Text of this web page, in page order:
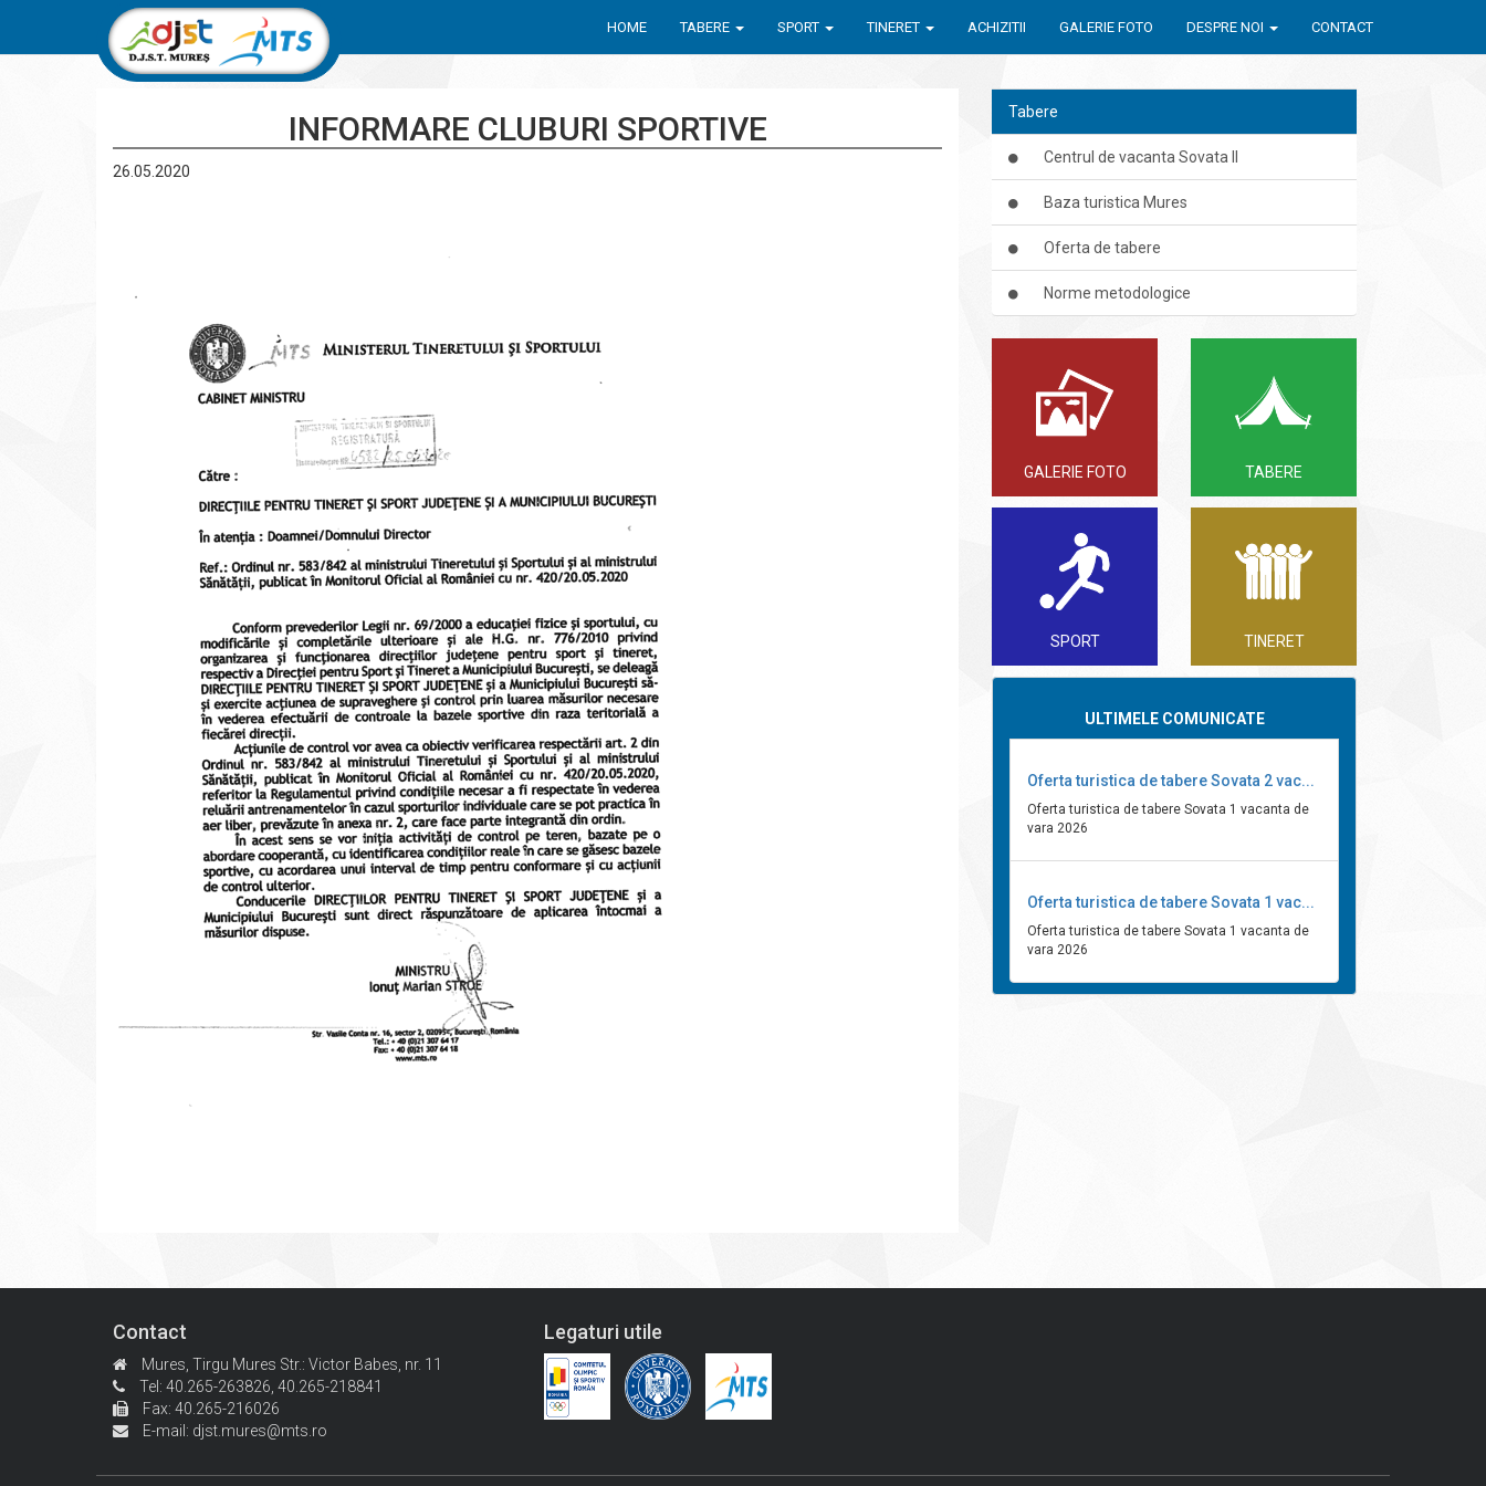
HOME TABERE SPORT TINERET ACHIZITII GALERIE FOTO DESPRE NOI CONTACT
INFORMARE CLUBURI SPORTIVE
26.05.2020
Tabere
Centrul de vacanta Sovata II
Baza turistica Mures
Oferta de tabere
Norme metodologice
GALERIE FOTO TABERE
SPORT TINERET
ULTIMELE COMUNICATE
Oferta turistica de tabere Sovata 2 vac...
Oferta turistica de tabere Sovata 1 vacanta de
vara 2026
Oferta turistica de tabere Sovata 1 vac...
Oferta turistica de tabere Sovata 1 vacanta de
vara 2026
Contact
Mures, Tirgu Mures Str.: Victor Babes, nr. 11
Tel: 40.265-263826, 40.265-218841
Fax: 40.265-216026
E-mail: djst.mures@mts.ro
Legaturi utile